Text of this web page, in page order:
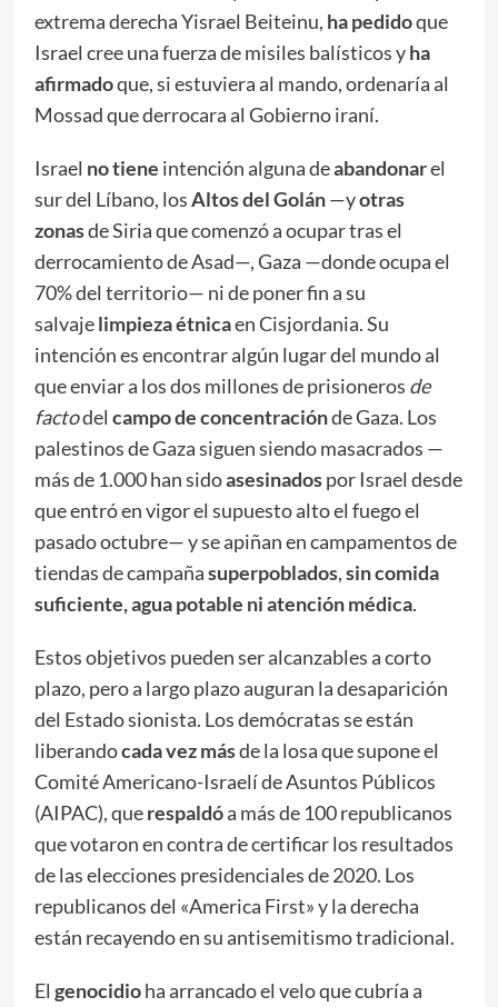
extrema derecha Yisrael Beiteinu, ha pedidoque
Israel cree una fuerza de misiles balísticos yha
afirmadoque, si estuviera al mando, ordenaría al
Mossad que derrocara al Gobierno iraní.
Israel no tiene intención alguna deabandonarel
sur del Líbano, losAltos del Golán—yotras
zonasde Siria que comenzó a ocupar tras el
derrocamiento de Asad—, Gaza —donde ocupa el
70% del territorio— ni de poner fin a su
salvajelimpieza étnicaen Cisjordania. Su
intención es encontrar algún lugar del mundo al
que enviar a los dos millones de prisioneros de
factodel campo de concentraciónde Gaza. Los
palestinos de Gaza siguen siendo masacrados —
más de 1.000 han sidoasesinadospor Israel desde
que entró en vigor el supuesto alto el fuego el
pasado octubre— y se apiñan en campamentos de
tiendas de campañasuperpoblados,sin comida
suficiente, agua potable ni atención médica.
Estos objetivos pueden ser alcanzables a corto
plazo, pero a largo plazo auguran la desaparición
del Estado sionista. Los demócratas se están
liberandocada vez másde la losa que supone el
Comité Americano-Israelí de Asuntos Públicos
(AIPAC), querespaldóa más de 100 republicanos
que votaron en contra de certificar los resultados
de las elecciones presidenciales de 2020. Los
republicanos del «America First» y la derecha
están recayendo en su antisemitismo tradicional.
El genocidio ha arrancado el velo que cubría a